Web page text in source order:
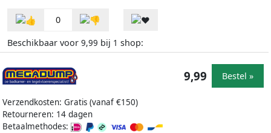
0
Beschikbaar voor 9,99 bij 1 shop:
Verzendkosten: Gratis (vanaf €150)
Retourneren: 14 dagen
Betaalmethodes:
9,99 Bestel »